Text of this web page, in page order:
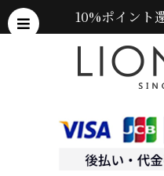
10%ポイント